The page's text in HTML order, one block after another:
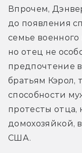
Впрочем,
до появления
семье военного
но отец не
предпочтение
братьям Кэрол,
способности
протесты отца,
домохозяйкой,
США.